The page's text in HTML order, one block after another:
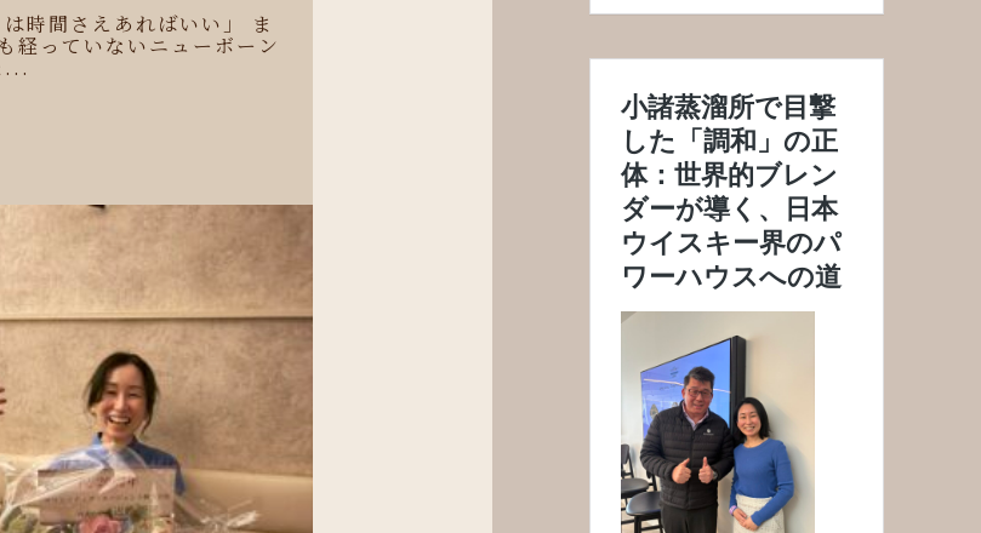
は時間さえあればいい」 ま
経っていないニューボーン
...